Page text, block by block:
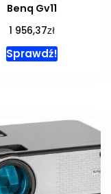
Benq Gv11
1 956,37zł
Sprawdź!